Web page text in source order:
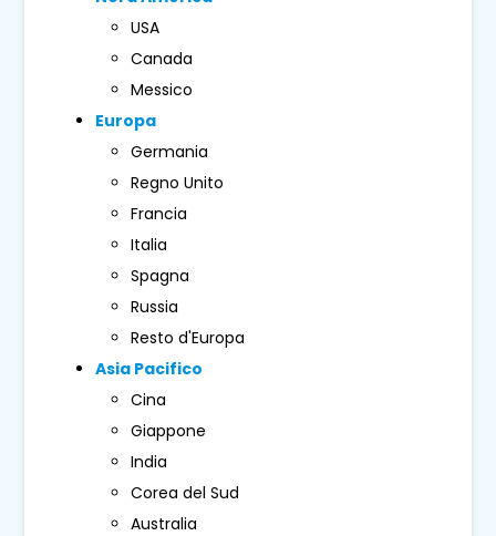
USA
Canada
Messico
Europa
Germania
Regno Unito
Francia
Italia
Spagna
Russia
Resto d'Europa
Asia Pacifico
Cina
Giappone
India
Corea del Sud
Australia